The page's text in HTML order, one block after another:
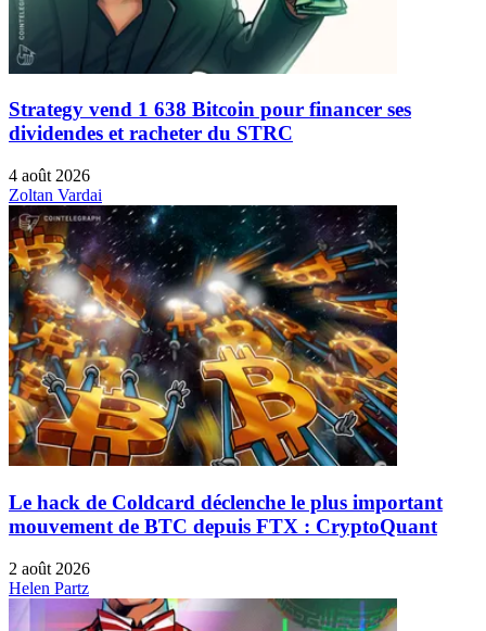
Strategy vend 1 638 Bitcoin pour financer ses
dividendes et racheter du STRC
4 août 2026
Zoltan Vardai
Le hack de Coldcard déclenche le plus important
mouvement de BTC depuis FTX : CryptoQuant
2 août 2026
Helen Partz